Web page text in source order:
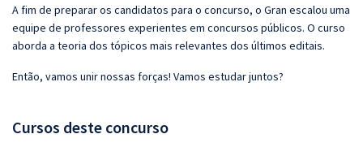
A fim de preparar os candidatos para o concurso, o Gran escalou uma
equipe de professores experientes em concursos públicos. O curso
aborda a teoria dos tópicos mais relevantes dos últimos editais.
Então, vamos unir nossas forças! Vamos estudar juntos?
Cursos deste concurso